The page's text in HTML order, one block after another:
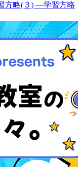
方略(３) ―学習方略